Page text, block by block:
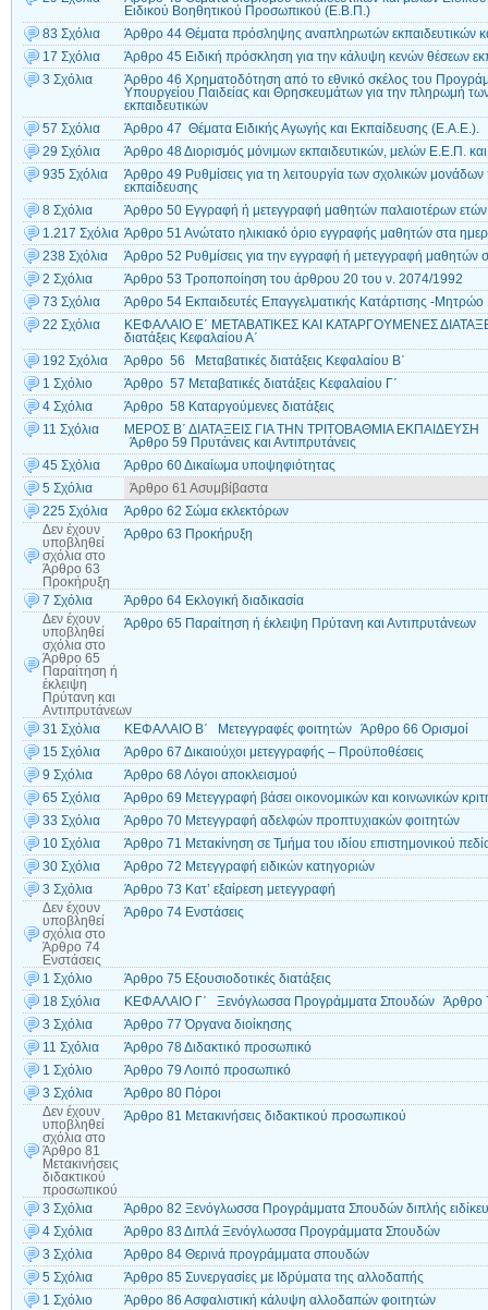
Ειδικού Βοηθητικού Προσωπικού (Ε.Β.Π.)
83 Σχόλια
Άρθρο 44 Θέματα πρόσληψης αναπληρωτών εκπαιδευτικών
17 Σχόλια
Άρθρο 45 Ειδική πρόσκληση για την κάλυψη κενών θέσεων
3 Σχόλια
Άρθρο 46 Χρηματοδότηση από το εθνικό σκέλος του
Υπουργείου Παιδείας και Θρησκευμάτων για την πληρωμή
εκπαιδευτικών
57 Σχόλια
Άρθρο 47 Θέματα Ειδικής Αγωγής και Εκπαίδευσης (Ε.Α.Ε.).
29 Σχόλια
Άρθρο 48 Διορισμός μόνιμων εκπαιδευτικών, μελών Ε.Ε.Π.
935 Σχόλια
Άρθρο 49 Ρυθμίσεις για τη λειτουργία των σχολικών
εκπαίδευσης
8 Σχόλια
Άρθρο 50 Εγγραφή ή μετεγγραφή μαθητών παλαιοτέρων ετών
1.217 Σχόλια Άρθρο 51 Ανώτατο ηλικιακό όριο εγγραφής μαθητών στα
238 Σχόλια
Άρθρο 52 Ρυθμίσεις για την εγγραφή ή μετεγγραφή μαθητών
2 Σχόλια
Άρθρο 53 Τροποποίηση του άρθρου 20 του ν. 2074/1992
73 Σχόλια
Άρθρο 54 Εκπαιδευτές Επαγγελματικής Κατάρτισης -Μητρώο
22 Σχόλια
ΚΕΦΑΛΑΙΟ Ε΄ ΜΕΤΑΒΑΤΙΚΕΣ ΚΑΙ ΚΑΤΑΡΓΟΥΜΕΝΕΣ
διατάξεις Κεφαλαίου Α΄
192 Σχόλια
Άρθρο 56 Μεταβατικές διατάξεις Κεφαλαίου Β΄
1 Σχόλιο
Άρθρο 57 Μεταβατικές διατάξεις Κεφαλαίου Γ΄
4 Σχόλια
Άρθρο 58 Καταργούμενες διατάξεις
11 Σχόλια
ΜΕΡΟΣ Β΄ ΔΙΑΤΑΞΕΙΣ ΓΙΑ ΤΗΝ ΤΡΙΤΟΒΑΘΜΙΑ ΕΚΠΑΙΔΕΥΣΗ
Άρθρο 59 Πρυτάνεις και Αντιπρυτάνεις
45 Σχόλια
Άρθρο 60 Δικαίωμα υποψηφιότητας
5 Σχόλια
Άρθρο 61 Ασυμβίβαστα
225 Σχόλια
Άρθρο 62 Σώμα εκλεκτόρων
Δεν έχουν
υποβληθεί
σχόλια στο
Άρθρο 63
Προκήρυξη
Άρθρο 63 Προκήρυξη
7 Σχόλια
Άρθρο 64 Εκλογική διαδικασία
Δεν έχουν
υποβληθεί
σχόλια στο
Άρθρο 65
Παραίτηση ή
έκλειψη
Πρύτανη και
Αντιπρυτάνεων
Άρθρο 65 Παραίτηση ή έκλειψη Πρύτανη και Αντιπρυτάνεων
31 Σχόλια
ΚΕΦΑΛΑΙΟ Β΄ Μετεγγραφές φοιτητών Άρθρο 66 Ορισμοί
15 Σχόλια
Άρθρο 67 Δικαιούχοι μετεγγραφής – Προϋποθέσεις
9 Σχόλια
Άρθρο 68 Λόγοι αποκλεισμού
65 Σχόλια
Άρθρο 69 Μετεγγραφή βάσει οικονομικών και κοινωνικών
33 Σχόλια
Άρθρο 70 Μετεγγραφή αδελφών προπτυχιακών φοιτητών
10 Σχόλια
Άρθρο 71 Μετακίνηση σε Τμήμα του ιδίου επιστημονικού
30 Σχόλια
Άρθρο 72 Μετεγγραφή ειδικών κατηγοριών
3 Σχόλια
Άρθρο 73 Κατ’ εξαίρεση μετεγγραφή
Δεν έχουν
υποβληθεί
σχόλια στο
Άρθρο 74
Ενστάσεις
Άρθρο 74 Ενστάσεις
1 Σχόλιο
Άρθρο 75 Εξουσιοδοτικές διατάξεις
18 Σχόλια
ΚΕΦΑΛΑΙΟ Γ΄ Ξενόγλωσσα Προγράμματα Σπουδών Άρθρο
3 Σχόλια
Άρθρο 77 Όργανα διοίκησης
11 Σχόλια
Άρθρο 78 Διδακτικό προσωπικό
1 Σχόλιο
Άρθρο 79 Λοιπό προσωπικό
3 Σχόλια
Άρθρο 80 Πόροι
Δεν έχουν
υποβληθεί
σχόλια στο
Άρθρο 81
Μετακινήσεις
διδακτικού
προσωπικού
Άρθρο 81 Μετακινήσεις διδακτικού προσωπικού
3 Σχόλια
Άρθρο 82 Ξενόγλωσσα Προγράμματα Σπουδών διπλής
4 Σχόλια
Άρθρο 83 Διπλά Ξενόγλωσσα Προγράμματα Σπουδών
3 Σχόλια
Άρθρο 84 Θερινά προγράμματα σπουδών
5 Σχόλια
Άρθρο 85 Συνεργασίες με Ιδρύματα της αλλοδαπής
1 Σχόλιο
Άρθρο 86 Ασφαλιστική κάλυψη αλλοδαπών φοιτητών